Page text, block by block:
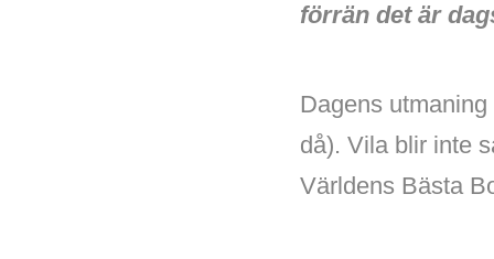
förrän det är
Dagens
då). Vila blir inte
Världens Bästa